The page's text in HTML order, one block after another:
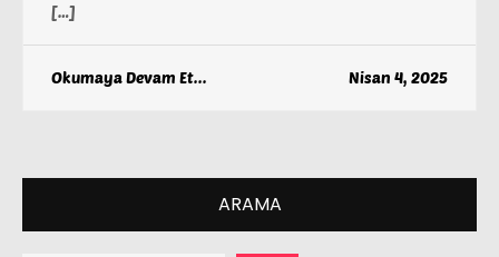
[…]
Okumaya Devam Et... Nisan 4, 2025
ARAMA